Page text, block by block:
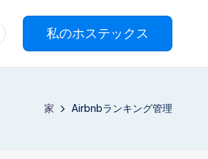
私のホステックス
家 Airbnbランキング管理